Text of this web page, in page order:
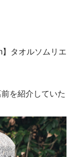
タオルソムリエ
を紹介していた